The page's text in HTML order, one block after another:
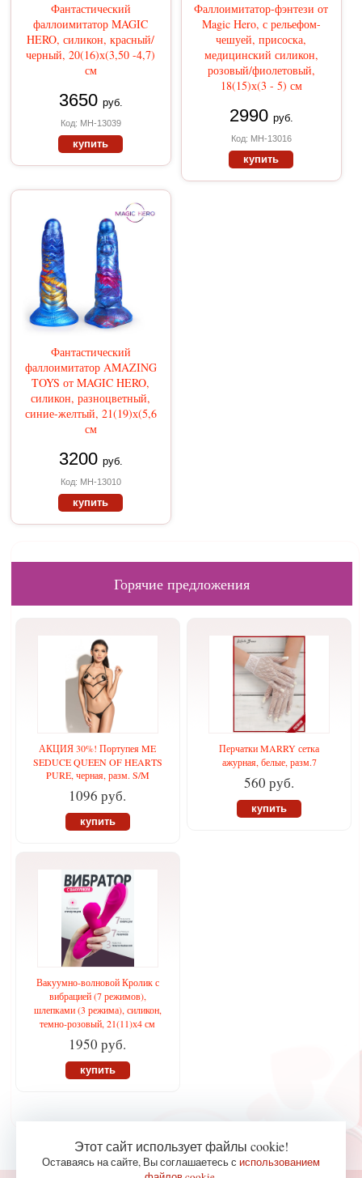
Фантастический
фаллоимитатор MAGIC
HERO, силикон, красный/
черный, 20(16)х(3,50 -4,7)
см
3650 руб.
Код: MH-13039
купить
Фаллоимитатор-фэнтези от
Magic Hero, с рельефом-
чешуей, присоска,
медицинский силикон,
розовый/фиолетовый,
18(15)х(3 - 5) см
2990 руб.
Код: MH-13016
купить
Фантастический
фаллоимитатор AMAZING
TOYS от MAGIC HERO,
силикон, разноцветный,
синие-желтый, 21(19)х(5,6
см
3200 руб.
Код: MH-13010
купить
Горячие предложения
АКЦИЯ 30%! Портупея ME
SEDUCE QUEEN OF HEARTS
PURE, черная, разм. S/M
1096 руб.
купить
Перчатки MARRY сетка
ажурная, белые, разм.7
560 руб.
купить
Вакуумно-волновой Кролик с
вибрацией (7 режимов),
шлепками (3 режима), силикон,
темно-розовый, 21(11)х4 см
1950 руб.
купить
Этот сайт использует файлы cookie!
Оставаясь на сайте, Вы соглашаетесь с использованием